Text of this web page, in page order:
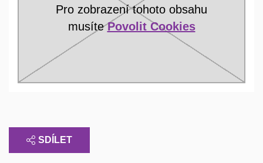
Pro zobrazení tohoto obsahu
musítePovolit Cookies
SDÍLET